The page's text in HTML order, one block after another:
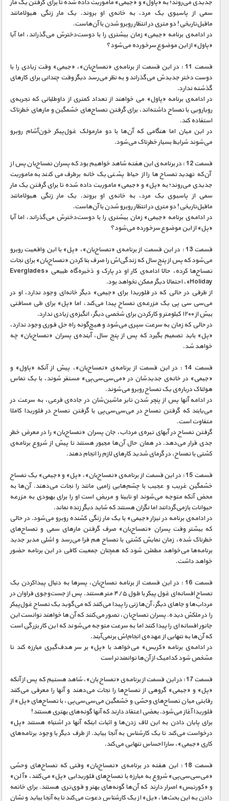
جدیدی می‌روند؛ به «پاول» و «جیمی» ماموریت داده شده تا برای گرفتن یک مار
سمی از پاسیوی یک مرد، به خانه‌ی او بروند. یک مار زنگی هیولا‌مانند
ماقبل‌تاریخی! دو متری در انتظار روبرو شدن با آن‌هاست.
در ادامه‌ی برنامه «جیمی» زمان بیشتری را با دوست‌دخترش می‌گذراند، اما آیا
«پاول» از این موضوع سرخورده می‌شود؟
قسمت 11 : در این قسمت از برنامه‌ی «تمساح‌بان»، «جیمی» وقت زیادی را با
دوست دختر جدیدش می‌گذراند و به نظر می‌رسد دیگر وقت چندانی برای کارهای
گذشته ندارد.
در ادامه‌ی برنامه «پاول» می خواهند از تعداد کمتری از داوطلبانی که تجربه‌ی
رویارویی با تمساح داشته‌اند، برای گرفتن تمساح‌های خشمگین و مارهای خطرناک
استفاده کند.
در این میان اما هنگامی که آن‌ها با دو مارمولک غول‌پیکر خون‌آشام روبرو
می‌شوند شرایط بسیار خطرناک می‌شود.
قسمت 12 : در برنامه‌ی این هفته شاهد خواهیم بود که پسران تمساح‌بان پس از
آن‌که تهدید تمساح‌ها را از حیاط پشتی یک خانه برطرف می‌‌کنند به ماموریت
جدیدی می‌روند؛ به «پل» و «جیمی» ماموریت داده شده تا برای گرفتن یک مار
سمی از پاسیوی یک مرد، به خانه‌ی او بروند. یک مار زنگی هیولا‌مانند
ماقبل‌تاریخی! دو متری در انتظار روبرو شدن با آن‌هاست.
در ادامه‌ی برنامه «جیمی» زمان بیشتری را با دوست‌دخترش می‌گذراند، اما آیا
«پل» از این موضوع سرخورده می‌شود؟
قسمت 13 : در این قسمت از برنامه‌ی «تمساح‌بان»، «پل» با این واقعیت روبرو
می‌شود که پس از پنج سال که زندگی‌اش را صرف بنا کردن «تمساح‌بان» برای نجات
تمساح‌ها کرده، حالا ادامه‌ی کار او در پارک و ذخیره‌گاه طبیعی «Everglades
Holiday»، احتمالا دیگر ممکن نخواهد بود.
از طرفی در حالی که در فلوریدا برای «جیمی» دیگر خانه‌ای وجود ندارد، او در
می‌سی سی پی یک مزرعه‌ی تمساح پیدا می‌کند، اما «پل» برای طی مسافتی
بیش از ۱۲۰۰ کیلومتر و کارکردن برای شخصی دیگر، انگیزه‌ی زیادی ندارد.
در حالی که زمان به سرعت سپری می‌شود و هیچ‌گونه راه حل فوری وجود ندارد،
«پل» باید تصمیم بگیرد که پس از پنج سال، آینده‌ی پسران «تمساح‌بان» چه
خواهد شد.
قسمت 14 : در این قسمت از برنامه‌ی «تمساح‌بان»، پیش از آنکه «پاول» و
«جیمی» در خانه‌ی جدیدشان در «می‌سی‌سی‌پی» مستقر شوند، با یک تماس
هولناک درباره‌ی یک تمساح روبرو می‌شوند.
در ادامه آنها پس از پنچر شدن تایر ماشین‌شان در جاده‌ی فرعی، به سرعت در
می‌یابند که گرفتن تمساح در می‌سی‌سی‌پی با گرفتن تمساح در فلوریدا کاملا
متفاوت است.
گرفتن تمساح در آبهای تیره‌ی مرداب، جان پسران «تمساح‌بان» را در معرض خطر
جدی قرار می‌دهد. در‌‌ همان حال آن‌ها مجبور هستند تا پیش از شروع برنامه‌ی
کشتی با تمساح، در گرمای شدید کارهای لازم را انجام دهند.
قسمت 15 : در این قسمت از برنامه‌ی «تمساح‌بان»، «پل» و «جیمی» یک تمساح
خشمگین غریب و عجیب با چشم‌هایی زامبی مانند را نجات می‌دهند. آن‌ها به
محض آنکه متوجه می‌شوند او نابینا و مریض است او را برای بهبودی به مزرعه
حیوانات بازمی‌گردانند اما نگران هستند که شاید دیگر زنده نماند.
در ادامه‌ی برنامه در نیزار «جیمی» با یک مار زنگی کشنده روبرو می‌شود. در حالی
که بیشتر وقت پسران «تمساح‌بان» صرف گرفتن مارهای سمی و تمساح‌های
خطرناک شده، زمان نمایش کشتی با تمساح هم فرا می‌رسد و اشلی مدیر جدید
برنامه‌ها می‌خواهد مطمئن شود که همچنان جمعیت کافی در این برنامه حضور
خواهد داشت.
قسمت 16 : در این قسمت از برنامه تمساح‌بان، پسر‌ها به دنبال پیداکردن یک
تمساح افسانه‌ای غول پیکر با طول ۴/۵ متر هستند. پس از جست‌و‌جوی فراوان در
مرداب‌ها و جاهای دیگر، آن‌ها زنی را پیدا می‌کنند که می‌گوید یک تمساح غول‌پیکر
را در ملکش دیده. پسران تمساح‌بان، تصور می‌کنند که آن‌ها خواهند توانست این
جانور افسانه‌ای را پیدا کنند اما به سرعت متوجه می‌شوند که این کار بزرگی است
که آن‌ها به تنهایی از عهده‌ی انجام‌اش برنمی‌آیند.
در ادامه‌ی برنامه «کریس» می‌خواهد با «پل» بر سر هدف‌گیری مبارزه کند تا
مشخص شود کدامیک از آن‌ها توانمند‌تر است
قسمت 17 : در این قسمت از برنامه‌ی «تمساح بان»، شاهد هستیم که پس از آنکه
«پل» و «جیمی» گروهی از تمساح‌ها را نجات می‌دهند و آنها را معرفی می‌کنند
رقابتی میان تمساح‌های وحشی و خشمگین می‌سی‌سی‌پی، با تمساح‌های «پل» از
فلوریدا آغاز می‌شود. بعضی اعتقاد دارند که آنها گونه‌های بهتری هستند!
برای پایان دادن به این لاف زدن‌ها و اثبات اینکه آنها در اشتباه هستند «پل»
درخواست می‌کند تا یک کارشناس به آنجا بیاید. از طرف دیگر با وجود برنامه‌های
کاری «جیمی»، سارا احساس تنهایی می‌کند.
قسمت 18 : این هفته در برنامه‌ی «تمساح‌بان» وقتی که تمساح‌های وحشی
«می‌سی‌سی‌پی» شروع به مبارزه با تمساح‌های فلوریدایی «پل» می‌کنند، «آلن»
و «کورتیس» اصرار دارند که آن‌ها گونه‌های بهتر و قوی‌تری هستند. برای خاتمه
دادن به این بحث‌ها، «پل» از یک کار‌شناس دعوت می‌کند تا به آنجا بیاید و نشان